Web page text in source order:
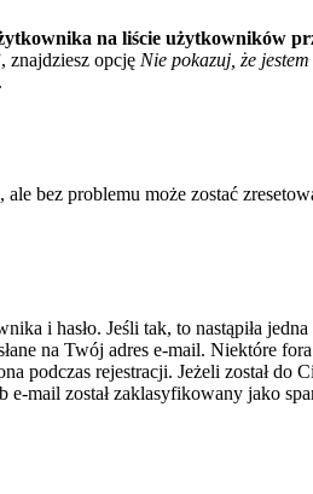
na liście użytkowników
znajdziesz opcję Nie pokazuj, że
bez problemu może zostać
i hasło. Jeśli tak, to nastąpiła
na Twój adres e-mail. Niektóre
podczas rejestracji. Jeżeli został
mail został zaklasyfikowany jako